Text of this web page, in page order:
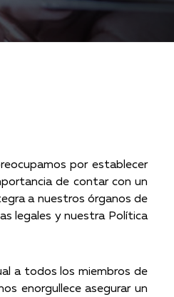
por establecer
de contar con un
a nuestros órganos de
legales y nuestra Política
a todos los miembros de
enorgullece asegurar un